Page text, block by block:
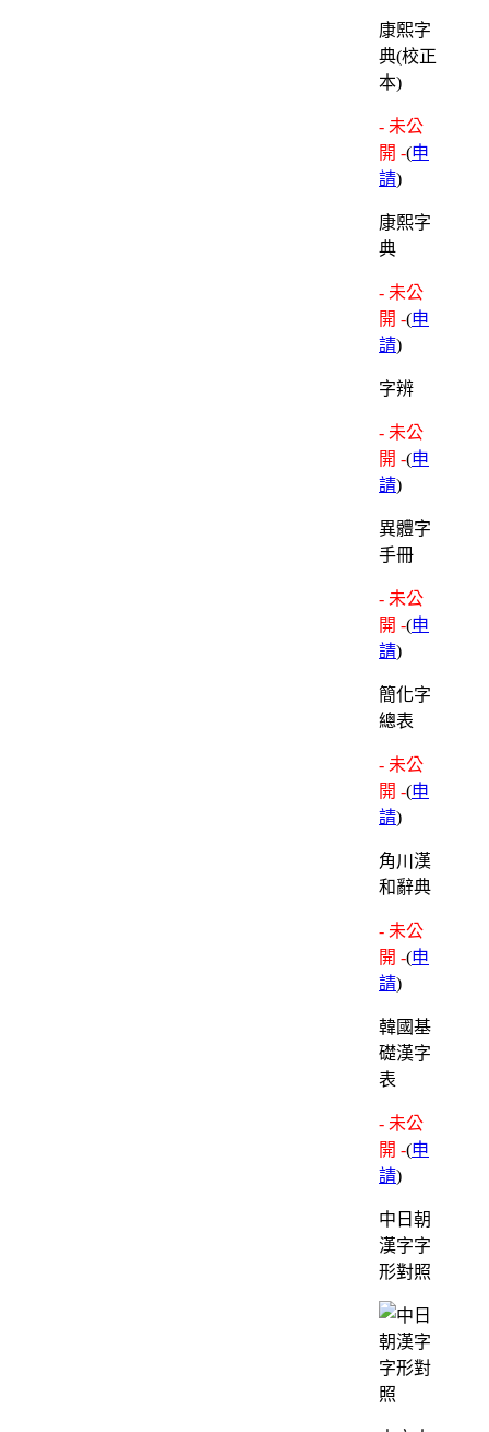
康熙字
典(校正
本)
- 未公
開 -(申
請)
康熙字
典
- 未公
開 -(申
請)
字辨
- 未公
開 -(申
請)
異體字
手冊
- 未公
開 -(申
請)
簡化字
總表
- 未公
開 -(申
請)
角川漢
和辭典
- 未公
開 -(申
請)
韓國基
礎漢字
表
- 未公
開 -(申
請)
中日朝
漢字字
形對照